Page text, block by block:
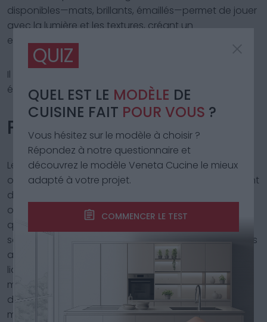
disponibles—mats, brillants, émaillés—permet de jouer
avec la lumière et les textures, créant un
environnement de cuisine vibrant et accueillant.
Il se peut que “
également.
Pierre Composite
Les pierres composites, comme le quartz composite
ou le granit composite, sont produites en mélangeant
des résines avec des fragments de pierre naturelle,
offrant ainsi une surface robuste et moins poreuse
que la pierre entièrement naturelle. Cela les rend non
seulement résistantes aux taches et aux rayures, mais
aussi moins sujettes aux dommages causés par les
liquides et les acides. La variété de couleurs et de
motifs disponibles permet de les intégrer facilement
dans une cuisine noire, ajoutant une touche de
modernité et une élégance intemporelle.
QUIZ
QUEL EST LE MODÈLE DE
CUISINE FAIT POUR VOUS ?
Vous hésitez sur le modèle à choisir ?
Répondez à notre questionnaire et
découvrez le modèle Veneta Cucine le mieux
adapté à votre projet.
COMMENCER LE TEST